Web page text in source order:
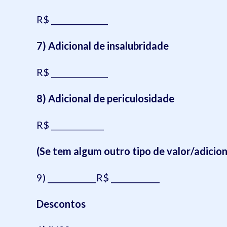
R$ ______________
7) Adicional de insalubridade
R$ ______________
8) Adicional de periculosidade
R$ _____________
(Se tem algum outro tipo de valor/
9) ____________R$ ____________
Descontos